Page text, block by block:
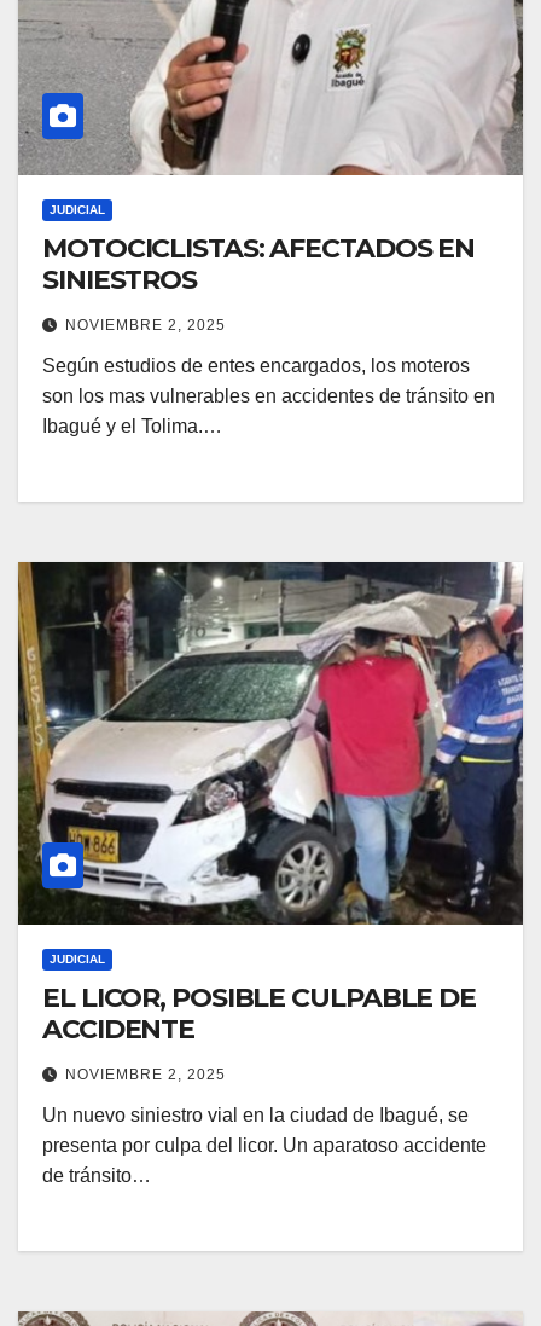
JUDICIAL
MOTOCICLISTAS: AFECTADOS EN
SINIESTROS
NOVIEMBRE 2, 2025
Según estudios de entes encargados, los moteros
son los mas vulnerables en accidentes de tránsito en
Ibagué y el Tolima.…
JUDICIAL
EL LICOR, POSIBLE CULPABLE DE
ACCIDENTE
NOVIEMBRE 2, 2025
Un nuevo siniestro vial en la ciudad de Ibagué, se
presenta por culpa del licor. Un aparatoso accidente
de tránsito…